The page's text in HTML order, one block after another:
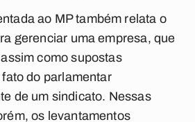
ao MP também relata o
gerenciar uma empresa, que
como supostas
do parlamentar
de um sindicato. Nessas
os levantamentos